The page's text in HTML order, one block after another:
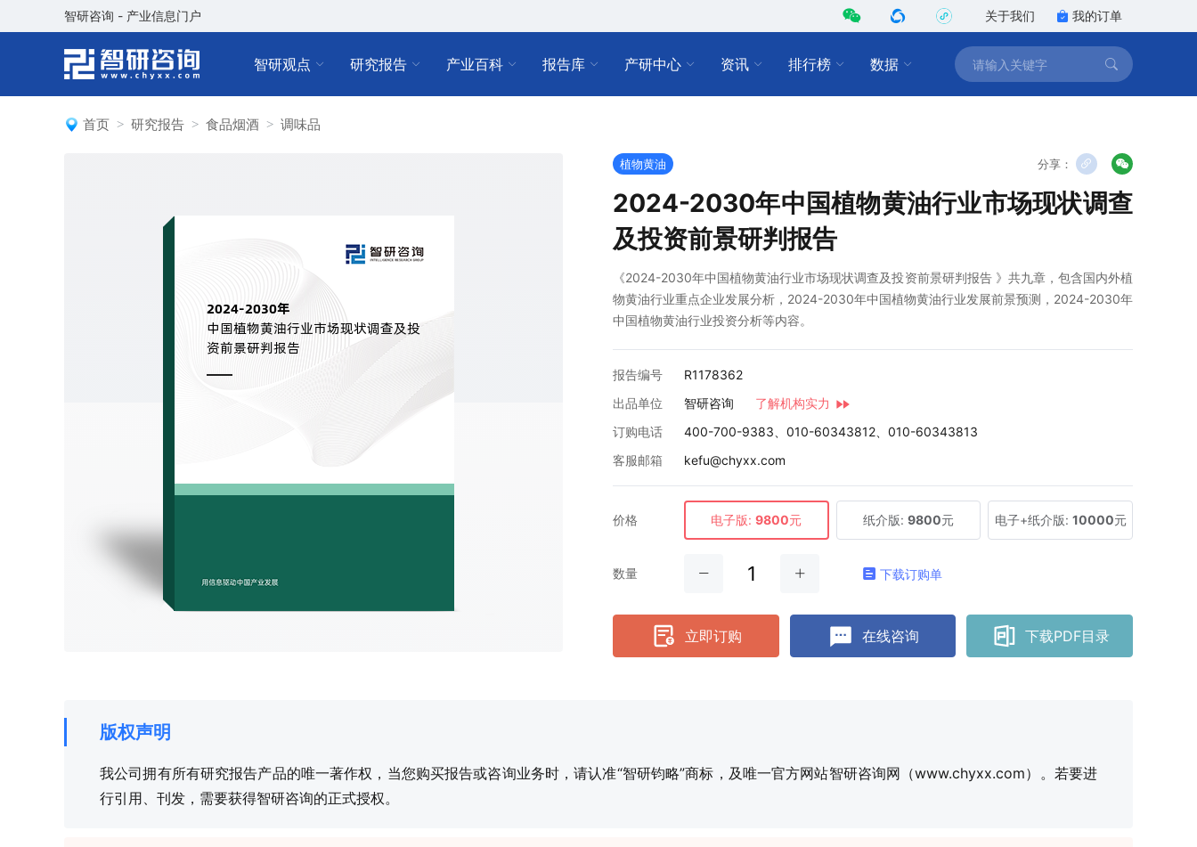
智研咨询 - 产业信息门户 关于我们 我的订单
智研观点 研究报告 产业百科 报告库 产研中心 资讯 排行榜 数据
首页 研究报告 食品烟酒 调味品
植物黄油 分享：
2024-2030年中国植物黄油行业市场现状调查
及投资前景研判报告
《2024-2030年中国植物黄油行业市场现状调查及投资前景研判报告 》共九章，包含国内外植
物黄油行业重点企业发展分析，2024-2030年中国植物黄油行业发展前景预测，2024-2030年
中国植物黄油行业投资分析等内容。
报告编号
R1178362
出品单位
智研咨询
了解机构实力
订购电话
400-700-9383、010-60343812、010-60343813
客服邮箱
kefu@chyxx.com
价格 电子版: 9800元 纸介版: 9800元 电子+纸介版: 10000元
数量 下载订购单
立即订购 在线咨询 下载PDF目录
版权声明
我公司拥有所有研究报告产品的唯一著作权，当您购买报告或咨询业务时，请认准“智研钧略”商标，及唯一官方网站智研咨询网（www.chyxx.com）。若要进
行引用、刊发，需要获得智研咨询的正式授权。